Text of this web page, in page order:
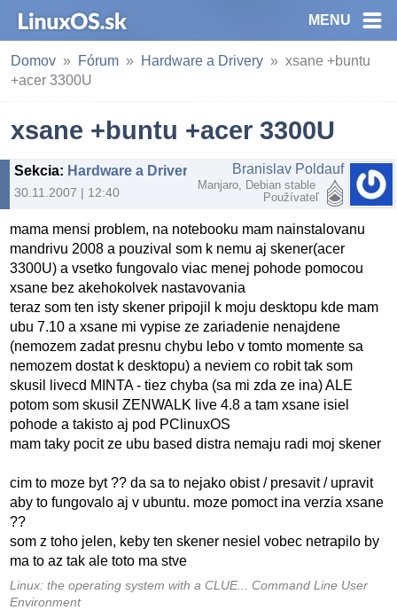
MENU
Domov Fórum Hardware a Drivery
xsane +buntu
+acer 3300U
xsane +buntu +acer 3300U
Sekcia: Hardware a Drivery
30.11.2007 | 12:40
Branislav Poldauf
Manjaro, Debian stable
Používateľ
mama mensi problem, na notebooku mam nainstalovanu
mandrivu 2008 a pouzival som k nemu aj skener(acer
3300U) a vsetko fungovalo viac menej pohode pomocou
xsane bez akehokolvek nastavovania
teraz som ten isty skener pripojil k moju desktopu kde mam
ubu 7.10 a xsane mi vypise ze zariadenie nenajdene
(nemozem zadat presnu chybu lebo v tomto momente sa
nemozem dostat k desktopu) a neviem co robit tak som
skusil livecd MINTA - tiez chyba (sa mi zda ze ina) ALE
potom som skusil ZENWALK live 4.8 a tam xsane isiel
pohode a takisto aj pod PClinuxOS
mam taky pocit ze ubu based distra nemaju radi moj skener
cim to moze byt ?? da sa to nejako obist / presavit / upravit
aby to fungovalo aj v ubuntu. moze pomoct ina verzia xsane
??
som z toho jelen, keby ten skener nesiel vobec netrapilo by
ma to az tak ale toto ma stve
Linux: the operating system with a CLUE... Command Line User
Environment